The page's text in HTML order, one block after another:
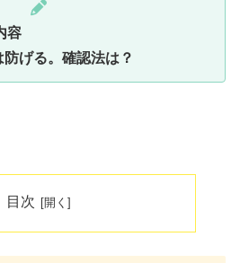
容
げる。 確認法は？
目次